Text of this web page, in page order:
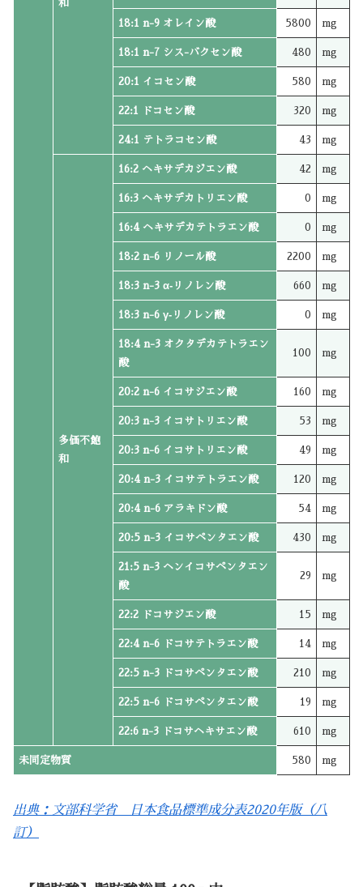
和
18:1 n-9 オレイン酸
5800 mg
18:1 n-7 シス-バクセン酸 480 mg
20:1 イコセン酸 580 mg
22:1 ドコセン酸 320 mg
24:1 テトラコセン酸 43 mg
多価不飽
和
16:2 ヘキサデカジエン酸 42 mg
16:3 ヘキサデカトリエン酸 0 mg
16:4 ヘキサデカテトラエン酸 0 mg
18:2 n-6 リノール酸 2200 mg
18:3 n-3 α‐リノレン酸 660 mg
18:3 n-6 γ‐リノレン酸 0 mg
18:4 n-3 オクタデカテトラエン
酸
100 mg
20:2 n-6 イコサジエン酸 160 mg
20:3 n-3 イコサトリエン酸 53 mg
20:3 n-6 イコサトリエン酸 49 mg
20:4 n-3 イコサテトラエン酸 120 mg
20:4 n-6 アラキドン酸 54 mg
20:5 n-3 イコサペンタエン酸 430 mg
21:5 n-3 ヘンイコサペンタエン
酸
29 mg
22:2 ドコサジエン酸 15 mg
22:4 n-6 ドコサテトラエン酸 14 mg
22:5 n-3 ドコサペンタエン酸 210 mg
22:5 n-6 ドコサペンタエン酸 19 mg
22:6 n-3 ドコサヘキサエン酸 610 mg
未同定物質 580 mg
出典：文部科学省 日本食品標準成分表2020年版（八
訂）